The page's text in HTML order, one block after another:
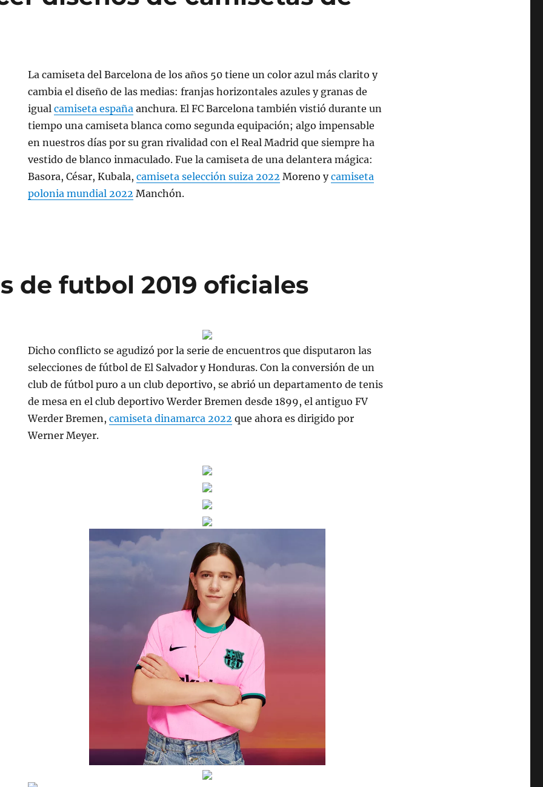
La camiseta del Barcelona de los años 50 tiene un color azul más clarito y
cambia el diseño de las medias: franjas horizontales azules y granas de
igualcamiseta españa anchura. El FC Barcelona también vistió durante un
tiempo una camiseta blanca como segunda equipación; algo impensable
en nuestros días por su gran rivalidad con el Real Madrid que siempre ha
vestido de blanco inmaculado. Fue la camiseta de una delantera mágica:
Basora, César, Kubala,camiseta selección suiza 2022 Moreno ycamiseta
polonia mundial 2022 Manchón.
de futbol 2019 oficiales
Dicho conflicto se agudizó por la serie de encuentros que disputaron las
selecciones de fútbol de El Salvador y Honduras. Con la conversión de un
club de fútbol puro a un club deportivo, se abrió un departamento de tenis
de mesa en el club deportivo Werder Bremen desde 1899, el antiguo FV
Werder Bremen,camiseta dinamarca 2022 que ahora es dirigido por
Werner Meyer.